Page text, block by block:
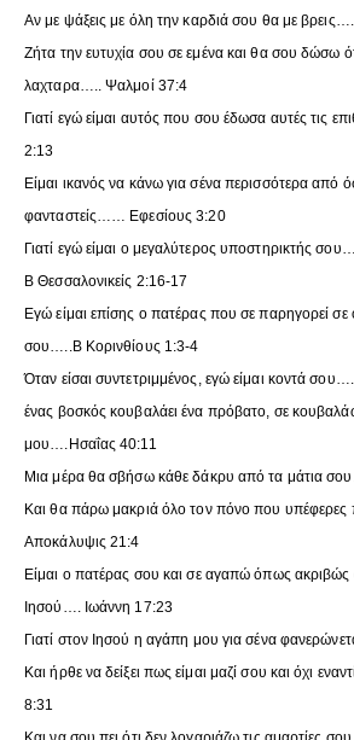
Αν με ψάξεις με όλη την καρδιά σου θα με
Ζήτα την ευτυχία σου σε εμένα και θα σου δώσω
λαχταρα….. Ψαλμοί 37:4
Γιατί εγώ είμαι αυτός που σου έδωσα αυτές τις
2:13
Είμαι ικανός να κάνω για σένα περισσότερα από
φανταστείς…… Εφεσίους 3:20
Γιατί εγώ είμαι ο μεγαλύτερος υποστηρικτής
Β Θεσσαλονικείς 2:16-17
Εγώ είμαι επίσης ο πατέρας που σε παρηγορεί σε
σου…..Β Κορινθίους 1:3-4
Όταν είσαι συντετριμμένος, εγώ είμαι κοντά
ένας βοσκός κουβαλάει ένα πρόβατο, σε
μου….Ησαΐας 40:11
Μια μέρα θα σβήσω κάθε δάκρυ από τα μάτια
Και θα πάρω μακριά όλο τον πόνο που
Αποκάλυψις 21:4
Είμαι ο πατέρας σου και σε αγαπώ όπως
Ιησού…. Ιωάννη 17:23
Γιατί στον Ιησού η αγάπη μου για σένα
Και ήρθε να δείξει πως είμαι μαζί σου και όχι
8:31